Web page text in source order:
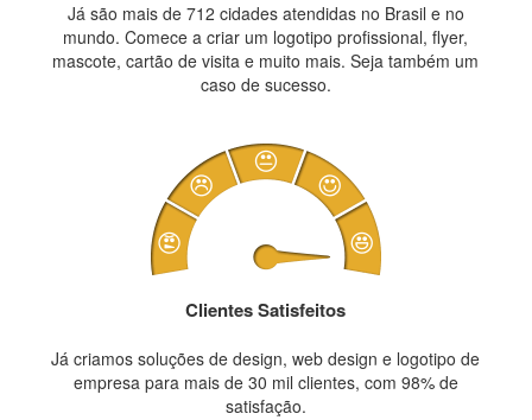
Já são mais de 712 cidades atendidas no Brasil e no
mundo. Comece a criar um logotipo profissional, flyer,
mascote, cartão de visita e muito mais. Seja também um
caso de sucesso.
Clientes Satisfeitos
Já criamos soluções de design, web design e logotipo de
empresa para mais de 30 mil clientes, com 98% de
satisfação.